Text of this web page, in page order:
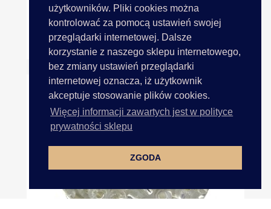
użytkowników. Pliki cookies można
kontrolować za pomocą ustawień swojej
przeglądarki internetowej. Dalsze
korzystanie z naszego sklepu internetowego,
bez zmiany ustawień przeglądarki
internetowej oznacza, iż użytkownik
akceptuje stosowanie plików cookies.
Więcej informacji zawartych jest w polityce
prywatności sklepu
ZGODA
Sznurek 1mm SREBRNY 100m W...